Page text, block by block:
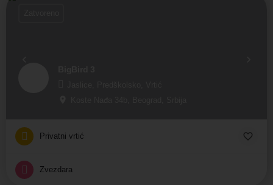
Privatni vrtić
Zvezdara